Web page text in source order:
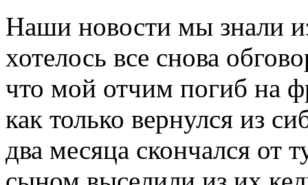
Наши новости мы знали
хотелось все снова
что мой отчим погиб на
как только вернулся из
два месяца скончался от